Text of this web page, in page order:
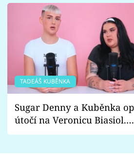
TADEÁŠ KUBĚNKA
Sugar Denny a Kuběnka
útočí na Veronicu Biasiol.
Proč je podle nich falešná